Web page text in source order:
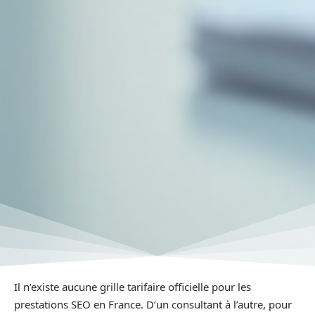
Il n’existe aucune grille tarifaire officielle pour les
prestations SEO en France. D’un consultant à l’autre, pour